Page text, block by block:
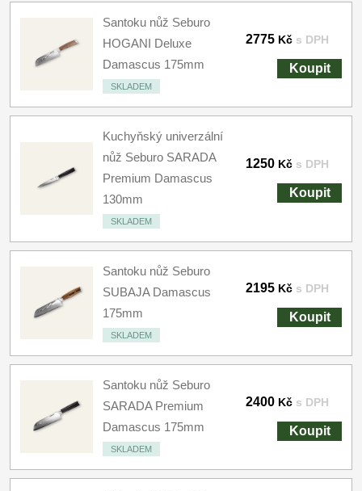
Santoku nůž Seburo
HOGANI Deluxe
Damascus 175mm
SKLADEM
2775 Kč s DPH
Koupit
Kuchyňský univerzální
nůž Seburo SARADA
Premium Damascus
130mm
SKLADEM
1250 Kč s DPH
Koupit
Santoku nůž Seburo
SUBAJA Damascus
175mm
SKLADEM
2195 Kč s DPH
Koupit
Santoku nůž Seburo
SARADA Premium
Damascus 175mm
SKLADEM
2400 Kč s DPH
Koupit